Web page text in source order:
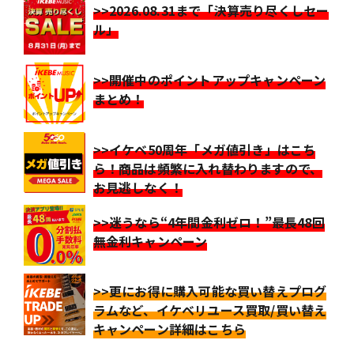
>>2026.08.31まで「決算売り尽くしセー
ル」
>>開催中のポイントアップキャンペーン
まとめ！
>>イケベ50周年「メガ値引き」はこち
ら！商品は頻繁に入れ替わりますので、
お見逃しなく！
>>迷うなら“4年間金利ゼロ！”最長48回
無金利キャンペーン
>>更にお得に購入可能な買い替えプログ
ラムなど、イケベリユース買取/買い替え
キャンペーン詳細はこちら